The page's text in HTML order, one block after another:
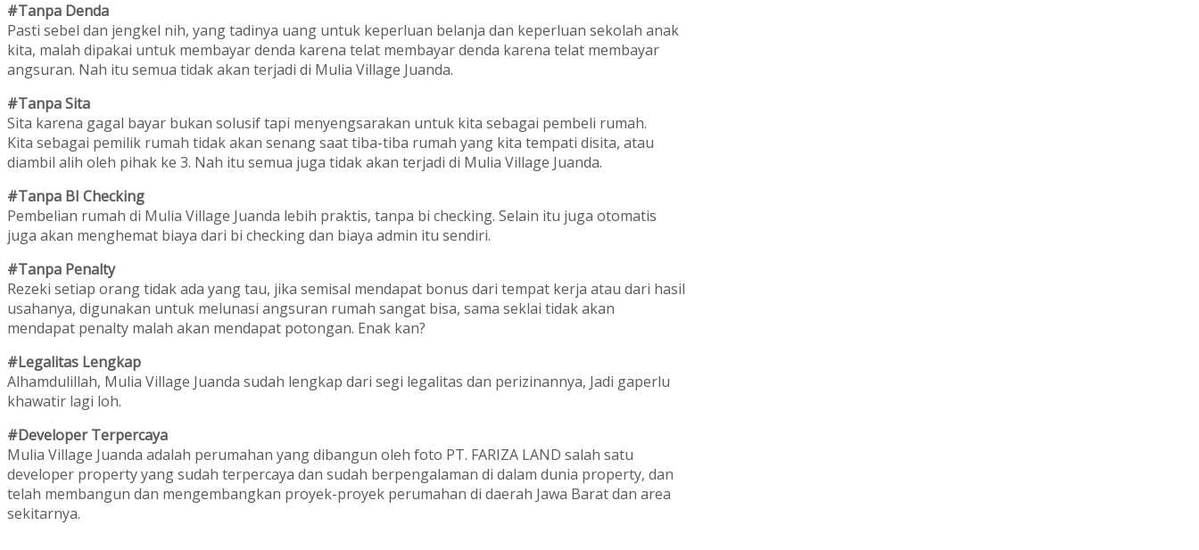
#Tanpa Denda
Pasti sebel dan jengkel nih, yang tadinya uang untuk keperluan belanja dan keperluan sekolah anak
kita, malah dipakai untuk membayar denda karena telat membayar denda karena telat membayar
angsuran. Nah itu semua tidak akan terjadi di Mulia Village Juanda.
#Tanpa Sita
Sita karena gagal bayar bukan solusif tapi menyengsarakan untuk kita sebagai pembeli rumah.
Kita sebagai pemilik rumah tidak akan senang saat tiba-tiba rumah yang kita tempati disita, atau
diambil alih oleh pihak ke 3. Nah itu semua juga tidak akan terjadi di Mulia Village Juanda.
#Tanpa BI Checking
Pembelian rumah di Mulia Village Juanda lebih praktis, tanpa bi checking. Selain itu juga otomatis
juga akan menghemat biaya dari bi checking dan biaya admin itu sendiri.
#Tanpa Penalty
Rezeki setiap orang tidak ada yang tau, jika semisal mendapat bonus dari tempat kerja atau dari hasil
usahanya, digunakan untuk melunasi angsuran rumah sangat bisa, sama seklai tidak akan
mendapat penalty malah akan mendapat potongan. Enak kan?
#Legalitas Lengkap
Alhamdulillah, Mulia Village Juanda sudah lengkap dari segi legalitas dan perizinannya, Jadi gaperlu
khawatir lagi loh.
#Developer Terpercaya
Mulia Village Juanda adalah perumahan yang dibangun oleh foto PT. FARIZA LAND salah satu
developer property yang sudah terpercaya dan sudah berpengalaman di dalam dunia property, dan
telah membangun dan mengembangkan proyek-proyek perumahan di daerah Jawa Barat dan area
sekitarnya.